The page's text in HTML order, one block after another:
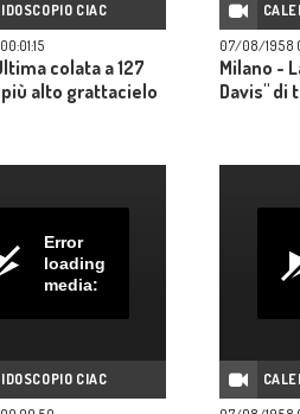
CIAC
colata a 127
alto grattacielo
07/08/1958
Milano -
Davis" di
Error
loading
media:
CIAC